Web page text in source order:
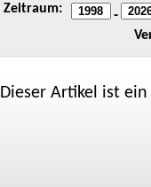
Zeitraum: -
Dieser Artikel ist